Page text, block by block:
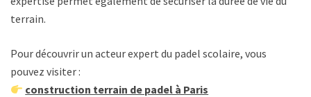
terrain.
Pour découvrir un acteur expert du padel scolaire, vous
pouvez visiter :
construction terrain de padel à Paris